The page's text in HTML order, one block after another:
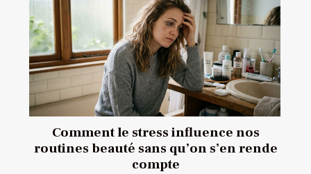
Comment le stress influence nos
routines beauté sans qu’on s’en rende
compte